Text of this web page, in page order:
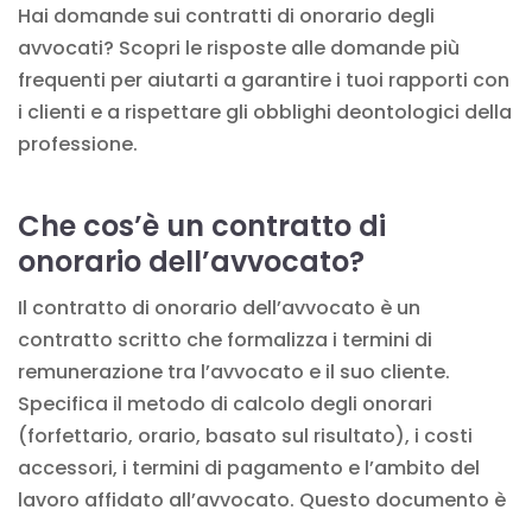
Hai domande sui contratti di onorario degli
avvocati? Scopri le risposte alle domande più
frequenti per aiutarti a garantire i tuoi rapporti con
i clienti e a rispettare gli obblighi deontologici della
professione.
Che cos’è un contratto di
onorario dell’avvocato?
Il contratto di onorario dell’avvocato è un
contratto scritto che formalizza i termini di
remunerazione tra l’avvocato e il suo cliente.
Specifica il metodo di calcolo degli onorari
(forfettario, orario, basato sul risultato), i costi
accessori, i termini di pagamento e l’ambito del
lavoro affidato all’avvocato. Questo documento è